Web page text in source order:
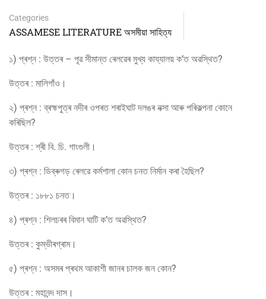
Categories
ASSAMESE LITERATURE অসমীয়া সাহিত্য
১) প্ৰশ্ন : উত্তৰ – পূৱ সীমান্ত ৰেলৱেৰ মুখ্য কায্যালয় ক’ত অৱস্থিত?
উত্তৰ : মালিগাঁও।
২) প্ৰশ্ন : ব্ৰহ্মপুত্ৰ নদীৰ ওপৰত শৰাইঘাট দলঙৰ নক্সা আৰু পৰিকল্পনা কোনে
কৰিছিল?
উত্তৰ : শ্ৰী বি. চি. গাংগুলী।
৩) প্ৰশ্ন : ডিব্ৰুগড় ৰেলৱে কৰ্মশালা কোন চনত নিৰ্মান কৰা হৈছিল?
উত্তৰ : ১৮৮১ চনত।
৪) প্ৰশ্ন : শিলচৰৰ বিমান ঘাটি ক’ত অৱস্থিত?
উত্তৰ : কুম্ভীৰগ্ৰাম।
৫) প্ৰশ্ন : অসমৰ প্ৰথম আকাশী জানৰ চালক জন কোন?
উত্তৰ : মহানন্দ দাস।